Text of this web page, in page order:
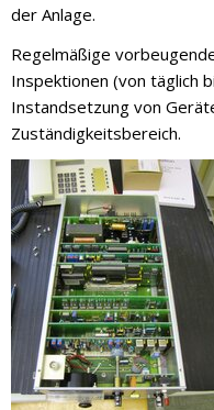
der Anlage.
Regelmäßige
Inspektionen (von täglich
Instandsetzung von
Zuständigkeitsbereich.